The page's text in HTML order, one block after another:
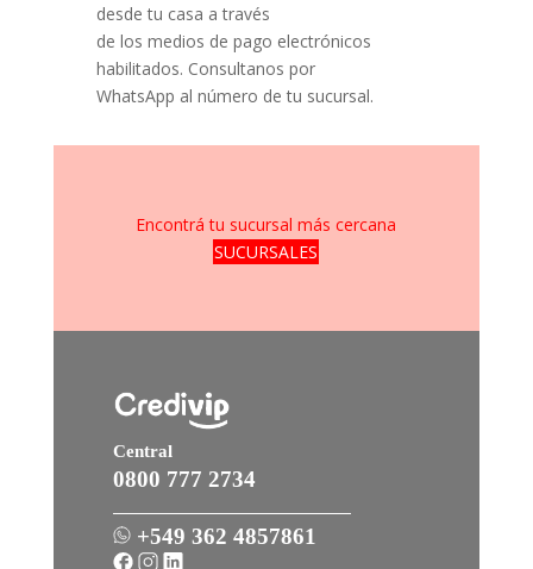
desde tu casa a través
de los medios de pago electrónicos
habilitados. Consultanos por
WhatsApp al número de tu sucursal.
Encontrá tu sucursal más cercana
SUCURSALES
Central
0800 777 2734
+549 362 4857861